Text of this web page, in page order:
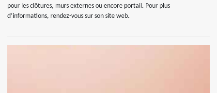
pour les clôtures, murs externes ou encore portail. Pour plus
d’informations, rendez-vous sur son site web.